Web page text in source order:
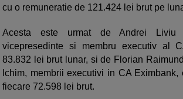
cu o remuneratie de 121.424 lei brut pe
Acesta este urmat de Andrei Liviu
vicepresedinte si membru executiv al
83.832 lei brut lunar, si de Florian
Ichim, membrii executivi in CA Eximbank,
fiecare 72.598 lei brut.